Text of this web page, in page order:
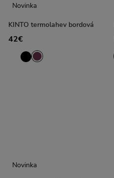
Novinka
KINTO termolahev bordová
42€
Novinka